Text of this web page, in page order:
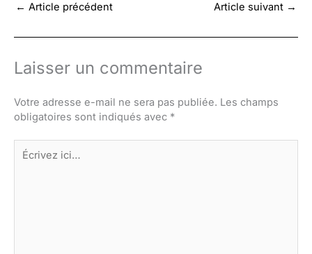
← Article précédent Article suivant →
Laisser un commentaire
Votre adresse e-mail ne sera pas publiée. Les champs
obligatoires sont indiqués avec *
Écrivez
ici…